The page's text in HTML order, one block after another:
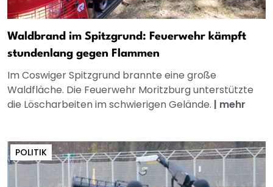
Waldbrand im Spitzgrund: Feuerwehr kämpft
stundenlang gegen Flammen
Im Coswiger Spitzgrund brannte eine große
Waldfläche. Die Feuerwehr Moritzburg unterstützte
die Löscharbeiten im schwierigen Gelände. | mehr
POLITIK